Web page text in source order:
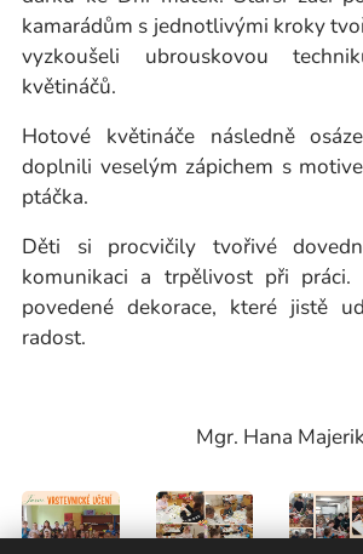
kamarádům s jednotlivými kroky
vyzkoušeli ubrouskovou
květináčů.
Hotové květináče následně
doplnili veselým zápichem s
ptáčka.
Děti si procvičily tvořivé
komunikaci a trpělivost při práci.
povedené dekorace, které jistě
radost.
Mgr. Hana